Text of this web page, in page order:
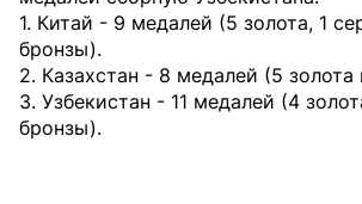
1. Китай - 9 медалей (5 золота, 1
бронзы).
2. Казахстан - 8 медалей (5
3. Узбекистан - 11 медалей (4
бронзы).